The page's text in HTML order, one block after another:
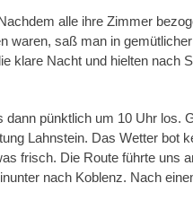
alle ihre Zimmer
waren, saß man in
klare Nacht und hielten nach
dann pünktlich um 10 Uhr los.
Lahnstein. Das Wetter bot
frisch. Die Route führte uns
nach Koblenz. Nach